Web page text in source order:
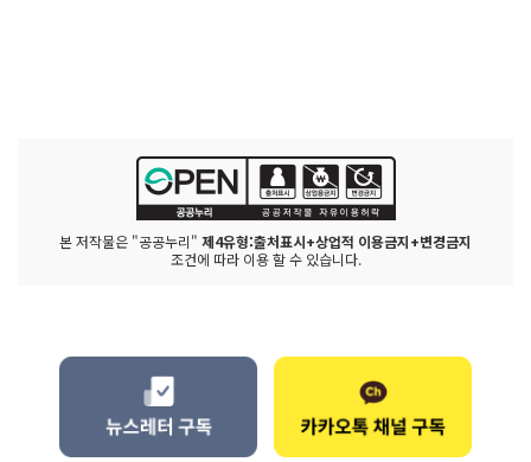
본 저작물은 "공공누리" 제4유형:출처표시+상업적 이용금지+변경금지
조건에 따라 이용 할 수 있습니다.